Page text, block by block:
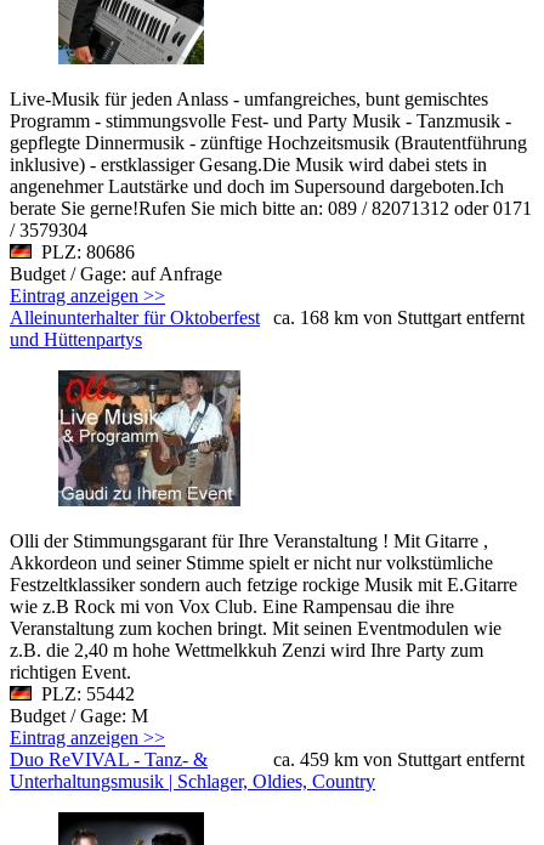
Live-Musik für jeden Anlass - umfangreiches, bunt gemischtes
Programm - stimmungsvolle Fest- und Party Musik - Tanzmusik -
gepflegte Dinnermusik - zünftige Hochzeitsmusik (Brautentführung
inklusive) - erstklassiger Gesang.Die Musik wird dabei stets in
angenehmer Lautstärke und doch im Supersound dargeboten.Ich
berate Sie gerne!Rufen Sie mich bitte an: 089 / 82071312 oder 0171
/ 3579304
PLZ: 80686
Budget / Gage: auf Anfrage
Eintrag anzeigen >>
ca. 168 km von Stuttgart entfernt
Alleinunterhalter für Oktoberfest
und Hüttenpartys
Olli der Stimmungsgarant für Ihre Veranstaltung ! Mit Gitarre ,
Akkordeon und seiner Stimme spielt er nicht nur volkstümliche
Festzeltklassiker sondern auch fetzige rockige Musik mit E.Gitarre
wie z.B Rock mi von Vox Club. Eine Rampensau die ihre
Veranstaltung zum kochen bringt. Mit seinen Eventmodulen wie
z.B. die 2,40 m hohe Wettmelkkuh Zenzi wird Ihre Party zum
richtigen Event.
PLZ: 55442
Budget / Gage: M
Eintrag anzeigen >>
ca. 459 km von Stuttgart entfernt
Duo ReVIVAL - Tanz- &
Unterhaltungsmusik | Schlager, Oldies, Country